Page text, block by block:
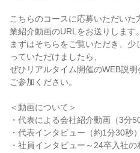
こちらのコースに応募いただい
業紹介動画のURLをお送りします。
まずはそちらをご覧いただき、
っていただけましたら、
ぜひリアルタイム開催のWEB説
ご参加ください。
＜動画について＞
・代表による会社紹介動画（3分50
・代表インタビュー（約1分30秒）
・社員インタビュー～24卒入社